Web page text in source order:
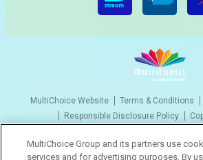
MultiChoice Website Terms & Conditions
Responsible Disclosure Policy
© 2025 MultiChoice (PTY) LTD. All
MultiChoice Group and its partners use
services and for advertising purposes. By